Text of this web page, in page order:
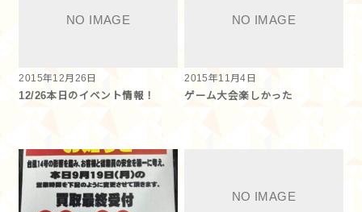
2015年12月26日
12/26本日のイベント情報！
2015年11月4日
ゲーム大会楽しかった